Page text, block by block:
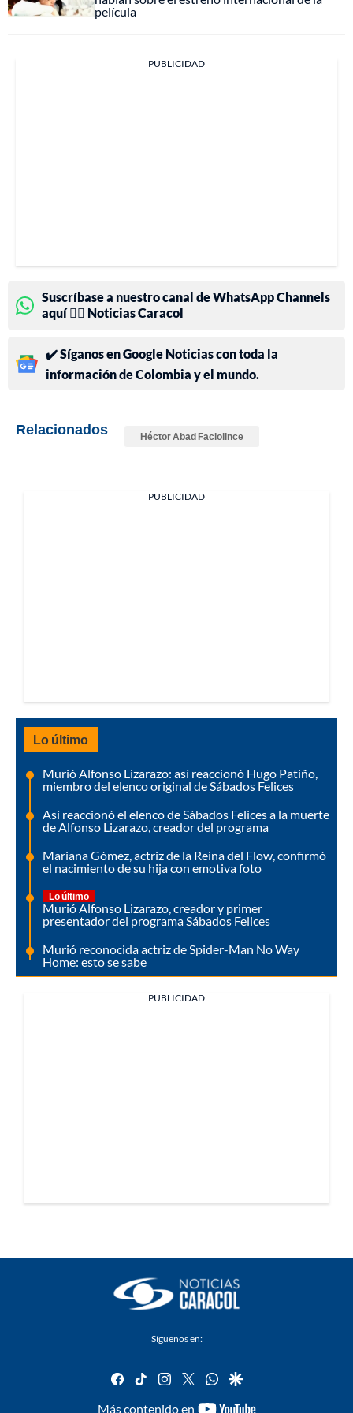
película
PUBLICIDAD
Suscríbase a nuestro canal de WhatsApp Channels
aquí 👉🏻 Noticias Caracol
✔️ Síganos en Google Noticias con toda la
información de Colombia y el mundo.
Relacionados Héctor Abad Faciolince
PUBLICIDAD
Lo último
Murió Alfonso Lizarazo: así reaccionó Hugo Patiño,
miembro del elenco original de Sábados Felices
Así reaccionó el elenco de Sábados Felices a la muerte
de Alfonso Lizarazo, creador del programa
Mariana Gómez, actriz de la Reina del Flow, confirmó
el nacimiento de su hija con emotiva foto
Lo último
Murió Alfonso Lizarazo, creador y primer
presentador del programa Sábados Felices
Murió reconocida actriz de Spider-Man No Way
Home: esto se sabe
PUBLICIDAD
Síguenos en:
facebook
tiktok instagram
twitterwhatsapp
google
Más contenido en
youtube-